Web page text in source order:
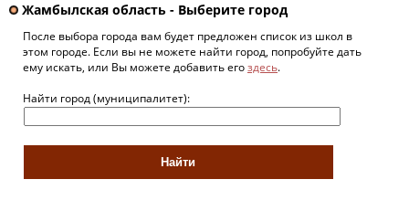
Жамбылская область - Выберите город
После выбора города вам будет предложен список из школ в
этом городе. Если вы не можете найти город, попробуйте дать
ему искать, или Вы можете добавить егоздесь.
Найти город (муниципалитет):